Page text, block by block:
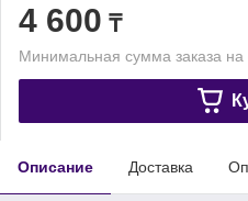
4 600 ₸
Минимальная сумма заказа
Описание Доставка